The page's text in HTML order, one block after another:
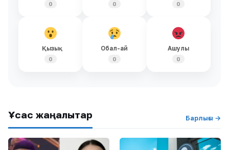
0 0 0
Қызық
0
Обал-ай
0
Ашулы
0
Ұқсас жаңалықтар Барлығы →